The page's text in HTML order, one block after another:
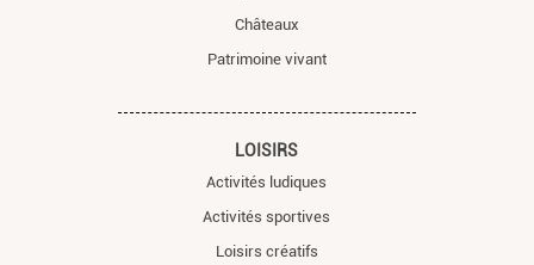
Châteaux
Patrimoine vivant
LOISIRS
Activités ludiques
Activités sportives
Loisirs créatifs